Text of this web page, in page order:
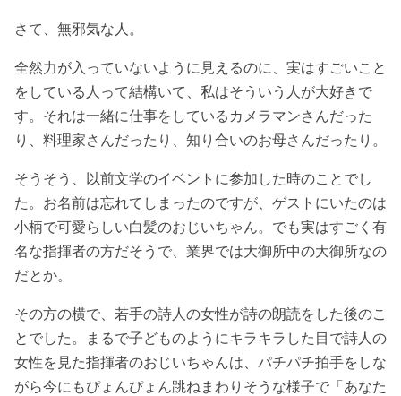
さて、無邪気な人。
全然力が入っていないように見えるのに、実はすごいこと
をしている人って結構いて、私はそういう人が大好きで
す。それは一緒に仕事をしているカメラマンさんだった
り、料理家さんだったり、知り合いのお母さんだったり。
そうそう、以前文学のイベントに参加した時のことでし
た。お名前は忘れてしまったのですが、ゲストにいたのは
小柄で可愛らしい白髪のおじいちゃん。でも実はすごく有
名な指揮者の方だそうで、業界では大御所中の大御所なの
だとか。
その方の横で、若手の詩人の女性が詩の朗読をした後のこ
とでした。まるで子どものようにキラキラした目で詩人の
女性を見た指揮者のおじいちゃんは、パチパチ拍手をしな
がら今にもぴょんぴょん跳ねまわりそうな様子で「あなた